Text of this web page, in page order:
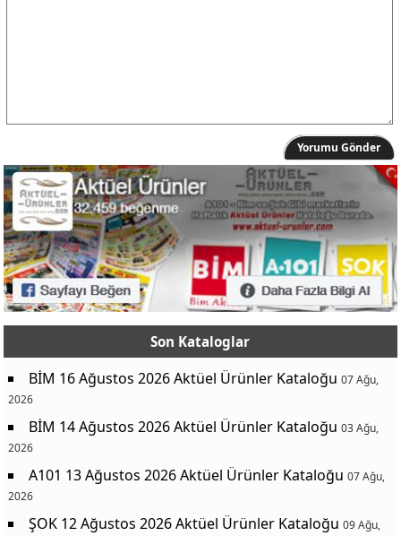
Yorumu Gönder
Son Kataloglar
BİM 16 Ağustos 2026 Aktüel Ürünler Kataloğu 07 Ağu,
2026
BİM 14 Ağustos 2026 Aktüel Ürünler Kataloğu 03 Ağu,
2026
A101 13 Ağustos 2026 Aktüel Ürünler Kataloğu 07 Ağu,
2026
ŞOK 12 Ağustos 2026 Aktüel Ürünler Kataloğu 09 Ağu,